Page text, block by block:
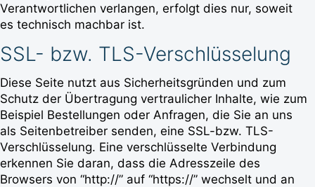
Verantwortlichen verlangen, erfolgt dies nur, soweit
es technisch machbar ist.
SSL- bzw. TLS-Verschlüsselung
Diese Seite nutzt aus Sicherheitsgründen und zum
Schutz der Übertragung vertraulicher Inhalte, wie zum
Beispiel Bestellungen oder Anfragen, die Sie an uns
als Seitenbetreiber senden, eine SSL-bzw. TLS-
Verschlüsselung. Eine verschlüsselte Verbindung
erkennen Sie daran, dass die Adresszeile des
Browsers von “http://” auf “https://” wechselt und an